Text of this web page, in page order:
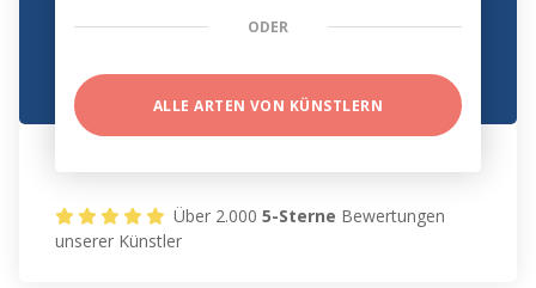
ODER
ALLE ARTEN VON KÜNSTLERN
Über 2.0005-Sterne Bewertungen
unserer Künstler